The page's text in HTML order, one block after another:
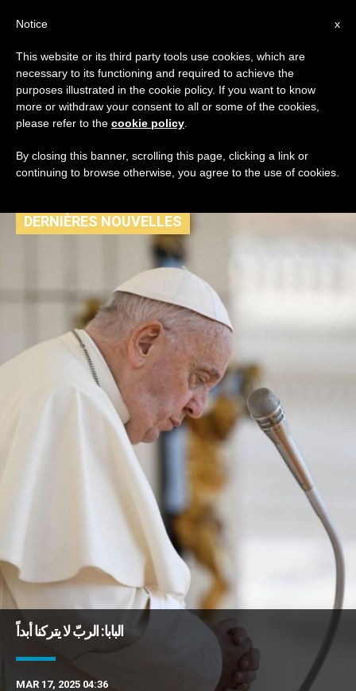
TAG
Posts Tagged ‘تجلّي
يسوع’
DERNIÈRES NOUVELLES
البابا: الربّ لا يتركنا أبداً
MAR 17, 2025 04:36
x
Notice
This website or its third party tools use cookies, which are
necessary to its functioning and required to achieve the
purposes illustrated in the cookie policy. If you want to know
more or withdraw your consent to all or some of the cookies,
please refer to the cookie policy
By closing this banner, scrolling this page, clicking a link or
continuing to browse otherwise, you agree to the use of cookies.